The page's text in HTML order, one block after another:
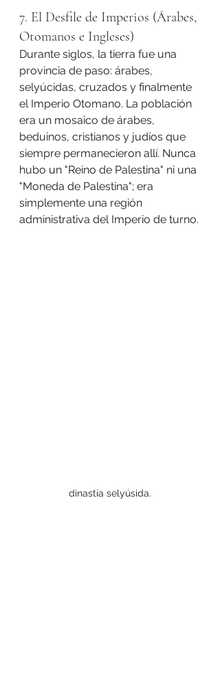
7. El Desfile de Imperios (Árabes,
Otomanos e Ingleses)
Durante siglos, la tierra fue una
provincia de paso: árabes,
selyúcidas, cruzados y finalmente
el Imperio Otomano. La población
era un mosaico de árabes,
beduinos, cristianos y judíos que
siempre permanecieron allí. Nunca
hubo un "Reino de Palestina" ni una
"Moneda de Palestina"; era
simplemente una región
administrativa del Imperio de turno.
dinastía selyúsida.